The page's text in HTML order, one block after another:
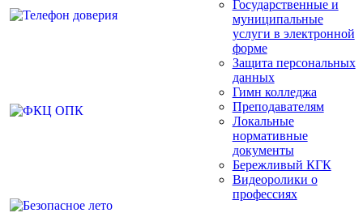
Государственные и
муниципальные
услуги в электронной
форме
Защита персональных
данных
Гимн колледжа
Преподавателям
Локальные
нормативные
документы
Бережливый КГК
Видеоролики о
профессиях